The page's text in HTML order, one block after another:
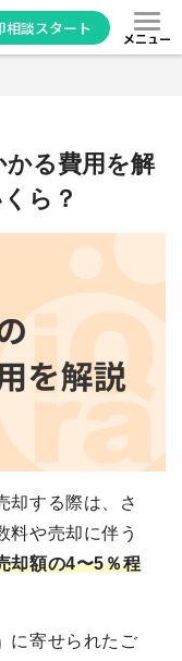
相談スタート
メニュー
る費用を解
ら？
却する際は、さ
料や売却に伴う
却額の4〜5％程
」に寄せられたご